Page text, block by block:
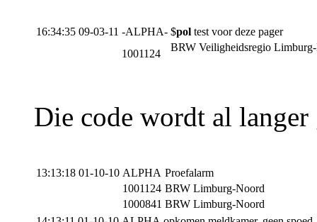
16:34:35 09-03-11 -ALPHA- $pol test voor deze pager
1001124
BRW Veiligheidsregio
Die code wordt al
13:13:18 01-10-10 ALPHA Proefalarm
1001124 BRW Limburg-Noord
1000841 BRW Limburg-Noord